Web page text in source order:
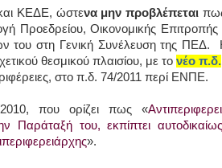
ΚΕΔΕ, ώστενα μην προβλέπεται
Προεδρείου, Οικονομικής Επιτροπής
του στη Γενική Συνέλευση της ΠΕΔ.
θεσμικού πλαισίου, με το νέο π.δ.
στο π.δ. 74/2011 περί ΕΝΠΕ.
που ορίζει πως «
Παράταξή του, εκπίπτει
».